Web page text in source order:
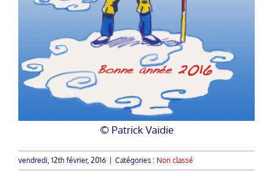
© Patrick Vaidie
vendredi, 12th février, 2016 | Catégories : Non classé